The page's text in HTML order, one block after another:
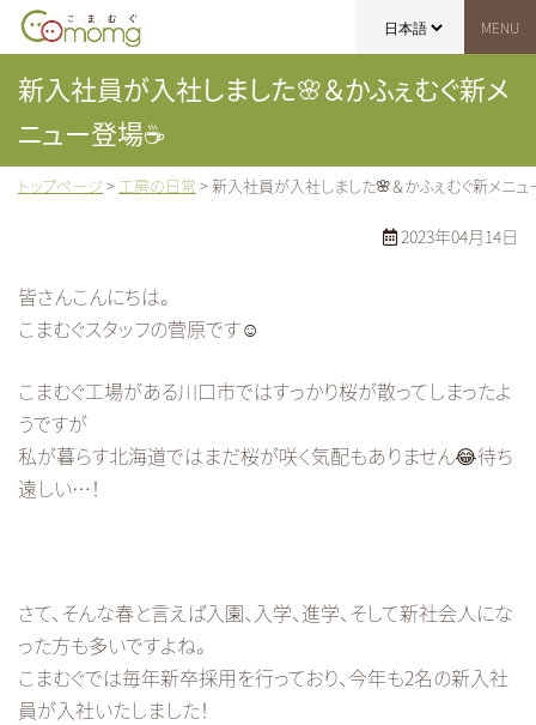
こまむぐ｜Comomg｜木のおもちゃブランド
新入社員が入社しました🌸＆かふぇむぐ新メ
ニュー登場☕
トップページ > 工房の日常 >新入社員が入社しました🌸＆かふぇむぐ新メニュ
2023年04月14日
皆さんこんにちは。
こまむぐスタッフの菅原です☺️
こまむぐ工場がある川口市ではすっかり桜が散ってしまったよ
うですが
私が暮らす北海道ではまだ桜が咲く気配もありません😂待ち
遠しい…！
さて、そんな春と言えば入園、入学、進学、そして新社会人にな
った方も多いですよね。
こまむぐでは毎年新卒採用を行っており、今年も2名の新入社
員が入社いたしました！